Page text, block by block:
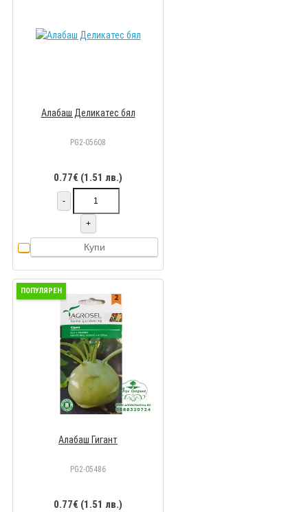
Алабаш Деликатес бял
PG2-05608
0.77€ (1.51 лв.)
-
+
Купи
ПОПУЛЯРЕН
Алабаш Гигант
PG2-05486
0.77€ (1.51 лв.)